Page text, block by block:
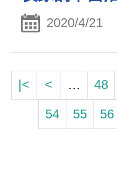
2020/4/21
|< < … 48
54
55 56